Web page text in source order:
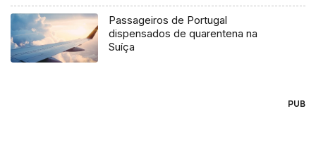
Passageiros de Portugal
dispensados de quarentena na
Suíça
PUB